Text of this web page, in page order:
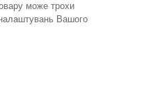
може трохи
Вашого